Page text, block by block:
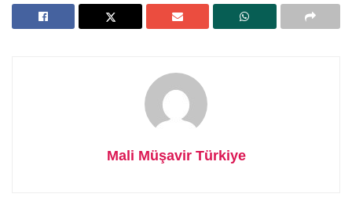
Mali Müşavir Türkiye